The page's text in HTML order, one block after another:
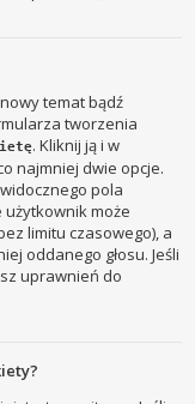
temat bądź
tworzenia
. Kliknij ją i w
najmniej dwie opcje.
pola
użytkownik może
limitu czasowego), a
oddanego głosu. Jeśli
uprawnień do